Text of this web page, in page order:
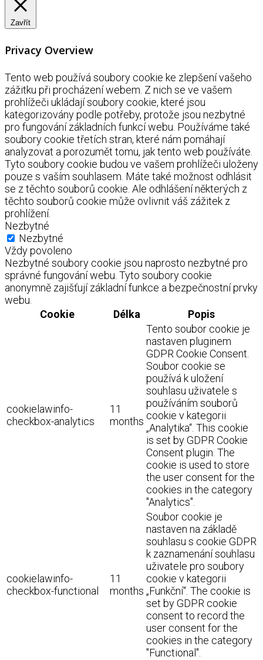
Zavřít
Privacy Overview
Tento web používá soubory cookie ke zlepšení vašeho
zážitku při procházení webem. Z nich se ve vašem
prohlížeči ukládají soubory cookie, které jsou
kategorizovány podle potřeby, protože jsou nezbytné
pro fungování základních funkcí webu. Používáme také
soubory cookie třetích stran, které nám pomáhají
analyzovat a porozumět tomu, jak tento web používáte.
Tyto soubory cookie budou ve vašem prohlížeči uloženy
pouze s vaším souhlasem. Máte také možnost odhlásit
se z těchto souborů cookie. Ale odhlášení některých z
těchto souborů cookie může ovlivnit váš zážitek z
prohlížení.
Nezbytné
Nezbytné
Vždy povoleno
Nezbytné soubory cookie jsou naprosto nezbytné pro
správné fungování webu. Tyto soubory cookie
anonymně zajišťují základní funkce a bezpečnostní prvky
webu.
Cookie
Délka Popis
cookielawinfo-
checkbox-analytics
11
months
Tento soubor cookie je
nastaven pluginem
GDPR Cookie Consent.
Soubor cookie se
používá k uložení
souhlasu uživatele s
používáním souborů
cookie v kategorii
„Analytika“. This cookie
is set by GDPR Cookie
Consent plugin. The
cookie is used to store
the user consent for the
cookies in the category
"Analytics".
cookielawinfo-
checkbox-functional
11
months
Soubor cookie je
nastaven na základě
souhlasu s cookie GDPR
k zaznamenání souhlasu
uživatele pro soubory
cookie v kategorii
„Funkční“. The cookie is
set by GDPR cookie
consent to record the
user consent for the
cookies in the category
"Functional".